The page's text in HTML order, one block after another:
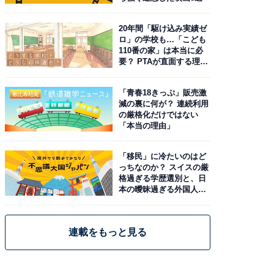
20年間「駆け込み実績ゼ
ロ」の学校も…「こども
110番の家」は本当に必
要？ PTAが直面する理想
「青春18きっぷ」販売激
減の裏に何が？ 連続利用
の厳格化だけではない
「本当の理由」
「移民」に冷たいのはど
っちなのか？ スイスの厳
格過ぎる学歴選別と、日
本の曖昧過ぎる外国人政
連載をもっと見る